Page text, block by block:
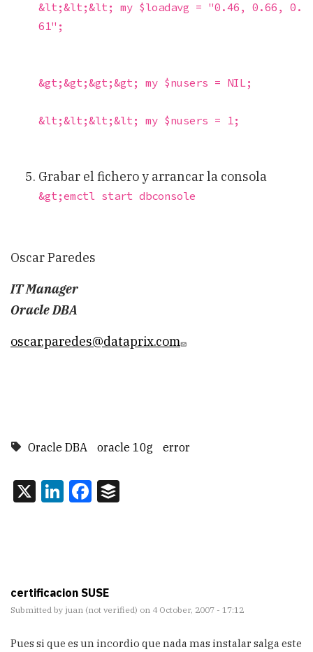
&lt;&lt;&lt; my $loadavg = "0.46, 0.66, 0.
61";
&gt;&gt;&gt;&gt; my $nusers = NIL;
&lt;&lt;&lt;&lt; my $nusers = 1;
Grabar el fichero y arrancar la consola
&gt;emctl start dbconsole
Oscar Paredes
IT Manager
Oracle DBA
oscar.paredes@dataprix.com
Oracle DBA oracle 10g error
X LinkedIn
Facebook
certificacion SUSE
Submitted by juan (not verified) on 4 October, 2007 - 17:12
Pues si que es un incordio que nada mas instalar salga este